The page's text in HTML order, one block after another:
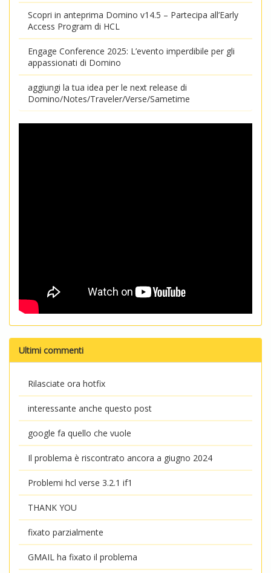
Scopri in anteprima Domino v14.5 – Partecipa all’Early
Access Program di HCL
Engage Conference 2025: L’evento imperdibile per gli
appassionati di Domino
aggiungi la tua idea per le next release di
Domino/Notes/Traveler/Verse/Sametime
Ultimi commenti
Rilasciate ora hotfix
interessante anche questo post
google fa quello che vuole
Il problema è riscontrato ancora a giugno 2024
Problemi hcl verse 3.2.1 if1
THANK YOU
fixato parzialmente
GMAIL ha fixato il problema